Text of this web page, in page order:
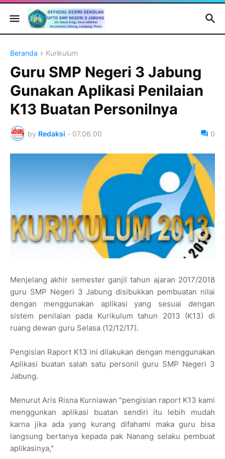
Beranda Kurikulum
Guru SMP Negeri 3 Jabung
Gunakan Aplikasi Penilaian
K13 Buatan Personilnya
by Redaksi - 07.06.00 0
Menjelang akhir semester ganjil tahun ajaran 2017/2018
guru SMP Negeri 3 Jabung disibukkan pembuatan nilai
dengan menggunakan aplikasi yang sesuai dengan
sistem penilaian pada Kurikulum tahun 2013 (K13) di
ruang dewan guru Selasa (12/12/17).
Pengisian Raport K13 ini dilakukan dengan menggunakan
Aplikasi buatan salah satu personil guru SMP Negeri 3
Jabung.
Menurut Aris Risna Kurniawan "pengisian raport K13 kami
menggunkan aplikasi buatan sendiri itu lebih mudah
karna jika ada yang kurang difahami maka guru bisa
langsung bertanya kepada pak Nanang selaku pembuat
aplikasinya,"